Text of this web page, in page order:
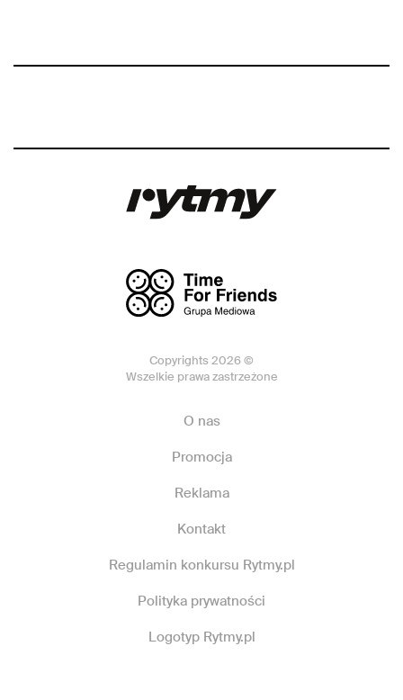
Copyrights 2026 ©
Wszelkie prawa zastrzeżone
O nas
Promocja
Reklama
Kontakt
Regulamin konkursu Rytmy.pl
Polityka prywatności
Logotyp Rytmy.pl